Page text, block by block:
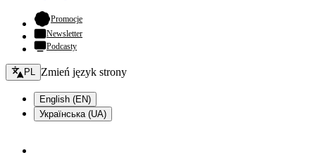
Promocje- otwiera się w nowej karcie
Newsletter
Podcasty
Zmień język - bieżący:
PL Zmień język strony
English (EN)
Українська (UA)